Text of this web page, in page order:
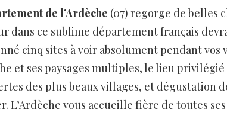
de l’Ardèche (07) regorge de belles
dans ce sublime département français
cinq sites à voir absolument pendant vos
et ses paysages multiples, le lieu
des plus beaux villages, et dégustation
L’Ardèche vous accueille fière de toutes